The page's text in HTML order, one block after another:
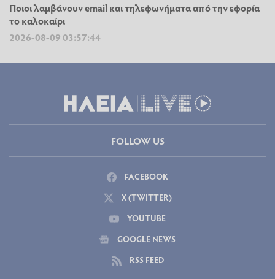
Ποιοι λαμβάνουν email και τηλεφωνήματα από την εφορία
το καλοκαίρι
2026-08-09 03:57:44
FOLLOW US
FACEBOOK
X (TWITTER)
YOUTUBE
GOOGLE NEWS
RSS FEED